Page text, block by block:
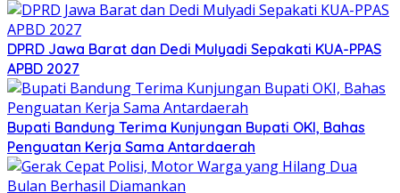
DPRD Jawa Barat dan Dedi Mulyadi Sepakati KUA-PPAS
APBD 2027
Bupati Bandung Terima Kunjungan Bupati OKI, Bahas
Penguatan Kerja Sama Antardaerah